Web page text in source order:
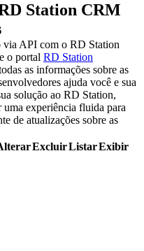
Station CRM
via API com o RD Station
o portal RD Station
as informações sobre as
ajuda você e sua
solução ao RD Station,
experiência fluida para
de atualizações sobre as
ExcluirListarExibir